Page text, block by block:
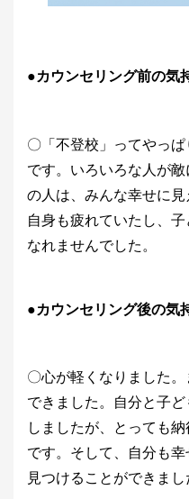
●カウンセリング前の気
〇「不登校」ってやっ
です。いろいろな人が
の人は、みんな幸せに
自身も疲れていたし、
なれませんでした。
●カウンセリング後の気
〇心が軽くなりました。
できました。自分と子
しましたが、とっても
です。そして、自分も
見つけることができまし